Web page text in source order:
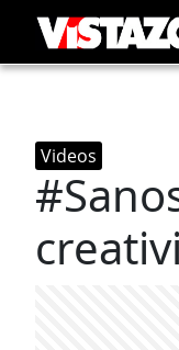
Videos